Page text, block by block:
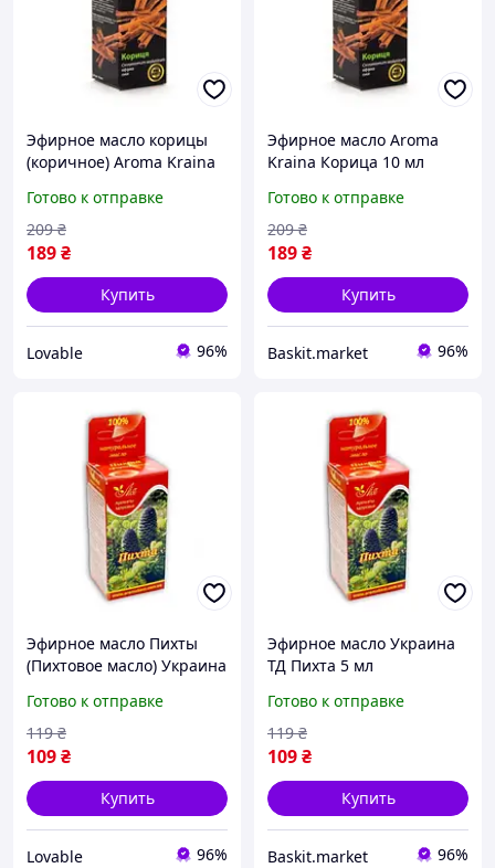
Эфирное масло корицы
(коричное) Aroma Kraina
аромамасло для
ароматерапии и бани
Готово к отправке
189₴
209 ₴
Купить
Lovable 96%
Эфирное масло Aroma
Kraina Корица 10 мл
Готово к отправке
189₴
209 ₴
Купить
Baskit.market 96%
Эфирное масло Пихты
(Пихтовое масло) Украина
ароматерапии и
ингаляций
Готово к отправке
109₴
119 ₴
Купить
Lovable 96%
Эфирное масло Украина
ТД Пихта 5 мл
Готово к отправке
109₴
119 ₴
Купить
Baskit.market 96%